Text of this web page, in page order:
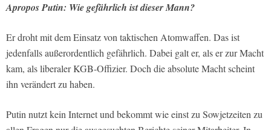
Apropos Putin: Wie gefährlich ist dieser Mann?
Er droht mit dem Einsatz von taktischen Atomwaffen. Das ist
jedenfalls außerordentlich gefährlich. Dabei galt er, als er zur Macht
kam, als liberaler KGB-Offizier. Doch die absolute Macht scheint
ihn verändert zu haben.
Putin nutzt kein Internet und bekommt wie einst zu Sowjetzeiten zu